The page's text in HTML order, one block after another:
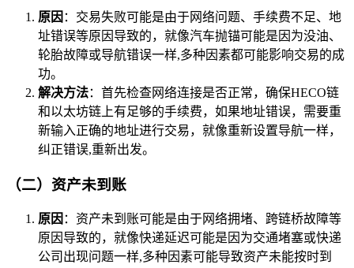
原因 ：交易失败可能是由于网络问题、手续费不足、地
址错误等原因导致的，就像汽车抛锚可能是因为没油、
轮胎故障或导航错误一样,多种因素都可能影响交易的成
功。
解决方法：首先检查网络连接是否正常，确保HECO链
和以太坊链上有足够的手续费，如果地址错误，需要重
新输入正确的地址进行交易，就像重新设置导航一样，
纠正错误,重新出发。
（二）资产未到账
原因 ：资产未到账可能是由于网络拥堵、跨链桥故障等
原因导致的，就像快递延迟可能是因为交通堵塞或快递
公司出现问题一样,多种因素可能导致资产未能按时到